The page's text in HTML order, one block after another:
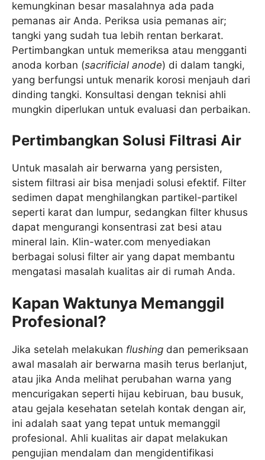
kemungkinan besar masalahnya ada pada
pemanas air Anda. Periksa usia pemanas air;
tangki yang sudah tua lebih rentan berkarat.
Pertimbangkan untuk memeriksa atau mengganti
anoda korban (sacrificial anode) di dalam tangki,
yang berfungsi untuk menarik korosi menjauh dari
dinding tangki. Konsultasi dengan teknisi ahli
mungkin diperlukan untuk evaluasi dan perbaikan.
Pertimbangkan Solusi Filtrasi Air
Untuk masalah air berwarna yang persisten,
sistem filtrasi air bisa menjadi solusi efektif. Filter
sedimen dapat menghilangkan partikel-partikel
seperti karat dan lumpur, sedangkan filter khusus
dapat mengurangi konsentrasi zat besi atau
mineral lain. Klin-water.com menyediakan
berbagai solusi filter air yang dapat membantu
mengatasi masalah kualitas air di rumah Anda.
Kapan Waktunya Memanggil
Profesional?
Jika setelah melakukan flushing dan pemeriksaan
awal masalah air berwarna masih terus berlanjut,
atau jika Anda melihat perubahan warna yang
mencurigakan seperti hijau kebiruan, bau busuk,
atau gejala kesehatan setelah kontak dengan air,
ini adalah saat yang tepat untuk memanggil
profesional. Ahli kualitas air dapat melakukan
pengujian mendalam dan mengidentifikasi